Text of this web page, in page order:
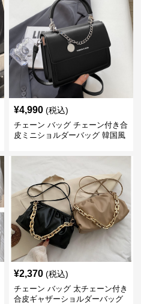
¥4,990 (税込)
チェーン バッグ チェーン付き合
皮ミニショルダーバッグ 韓国風
¥2,370 (税込)
チェーン バッグ 太チェーン付き
合皮ギャザーショルダーバッグ